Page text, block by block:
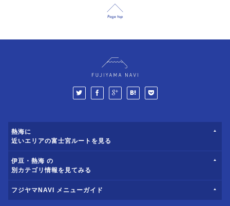
熱海に
近いエリアの富士宮ルートを見る
伊豆・熱海 の
別カテゴリ情報を見てみる
フジヤマNAVI メニューガイド